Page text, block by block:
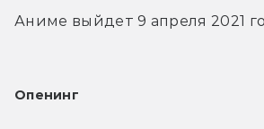
Аниме выйдет 9 апреля 2021
Опенинг